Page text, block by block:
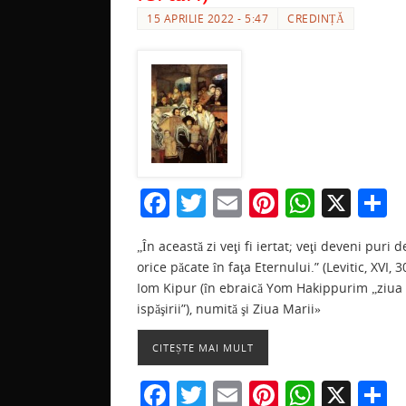
15 APRILIE 2022 - 5:47 CREDINȚĂ
F
a
c
e
b
o
o
T
w
itt
er
E
m
ai
l
Pi
nt
er
e
st
W
h
at
s
A
p
X
ar
je
„În această zi veţi fi iertat; veţi deveni puri
orice păcate în faţa Eternului.” (Levitic, XVI,
Iom Kipur (în ebraică Yom Hakippurim „ziua
ispăşirii”), numită şi Ziua Marii»
CITEȘTE MAI MULT
F T E Pi W X